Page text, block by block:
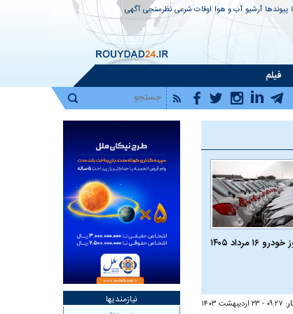
پیوندها آرشیو آب و هوا اوقات شرعی نظرسنجی آگهی
فیلم
مرداد ۱۴۰۵
۰۹:۲۷ - ۲۳ ارديبهشت ۱۴۰۳ نیازمندیها